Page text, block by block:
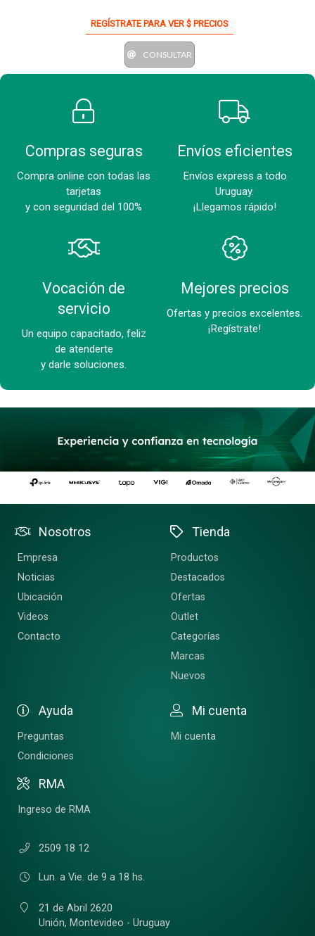
REGÍSTRATE PARA VER $ PRECIOS
CONSULTAR
Compras seguras
Compra online con todas las
tarjetas
y con seguridad del 100%
Envíos eficientes
Envíos express a todo
Uruguay.
¡Llegamos rápido!
Vocación de
servicio
Un equipo capacitado, feliz
de atenderte
y darle soluciones.
Mejores precios
Ofertas y precios excelentes.
¡Regístrate!
Nosotros
Empresa
Noticias
Ubicación
Videos
Contacto
Tienda
Productos
Destacados
Ofertas
Outlet
Categorías
Marcas
Nuevos
Ayuda
Preguntas
Condiciones
RMA
Ingreso de RMA
Mi cuenta
Mi cuenta
2509 18 12
Lun. a Vie. de 9 a 18 hs.
21 de Abril 2620
Unión, Montevideo - Uruguay